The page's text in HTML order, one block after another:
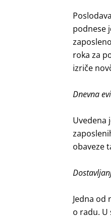
podnese
roka za
izriče
Dnevna
Uvedena
obaveze
Jedna od
o radu. U